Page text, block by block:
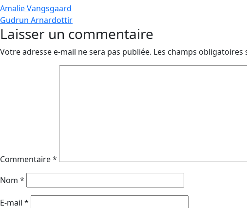
Navigation
de
l’article
Amalie Vangsgaard
Gudrun Arnardottir
Laisser un commentaire
Votre adresse e-mail ne sera pas publiée. Les champs obligatoires
Commentaire*
Nom *
E-mail *